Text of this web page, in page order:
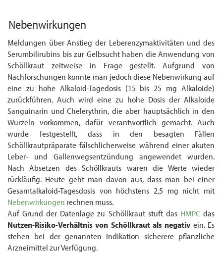
Nebenwirkungen
Meldungen über Anstieg der Leberenzymaktivitäten und des
Serumbilirubins bis zur Gelbsucht haben die Anwendung von
Schöllkraut zeitweise in Frage gestellt. Aufgrund von
Nachforschungen konnte man jedoch diese Nebenwirkung auf
eine zu hohe Alkaloid-Tagedosis (15 bis 25 mg Alkaloide)
zurückführen. Auch wird eine zu hohe Dosis der Alkaloide
Sanguinarin und Chelerythrin, die aber hauptsächlich in den
Wurzeln vor­kommen, dafür verantwortlich gemacht. Auch
wurde festgestellt, dass in den besagten Fällen
Schöllkrautpräparate fälschlicherweise während einer akuten
Leber- und Gallen­wegsentzündung angewendet wurden.
Nach Absetzen des Schöllkrauts waren die Werte wieder
rückläufig. Heute geht man davon aus, dass man bei einer
Gesamtalkaloid-Tagesdosis von höchstens 2,5 mg nicht mit
Nebenwirkungen rechnen muss.
Auf Grund der Datenlage zu Schöllkraut stuft das HMPCdas
Nutzen-Risiko-Verhältnis von Schöllkraut als negativ ein. Es
stehen bei der genannten Indikation sicherere pflanzliche
Arzneimittel zur Verfügung.